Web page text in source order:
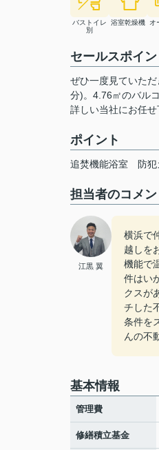
バストイレ
別
浴室乾燥機
オ
セールスポイン
ぜひ一度見ていた
分)。4.76㎡のバル
詳しい当社にお任
ポイント
追焚機能浴室 防犯
担当者のコメン
江黒 翼
横浜で
越しを
機能で
件はい
クスが
チした
条件を
んの不
基本情報
管理費
修繕積立基金